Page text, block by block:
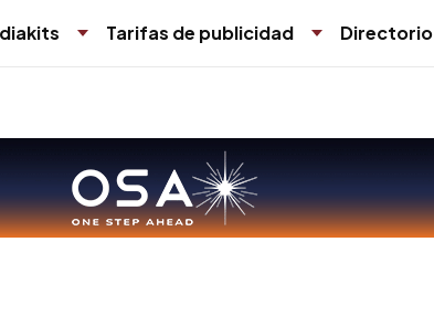
Tarifas de publicidad Directorio